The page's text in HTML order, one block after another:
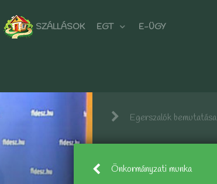
SZÁLLÁSOK EGT E-ÜGY
Egerszalók bemutatása
Önkormányzati munka